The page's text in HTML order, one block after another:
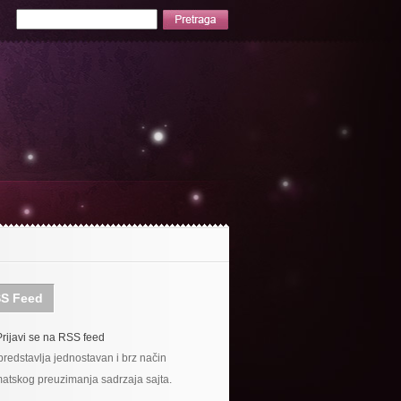
Feed
se na RSS feed
jednostavan i brz način
preuzimanja sadrzaja sajta.